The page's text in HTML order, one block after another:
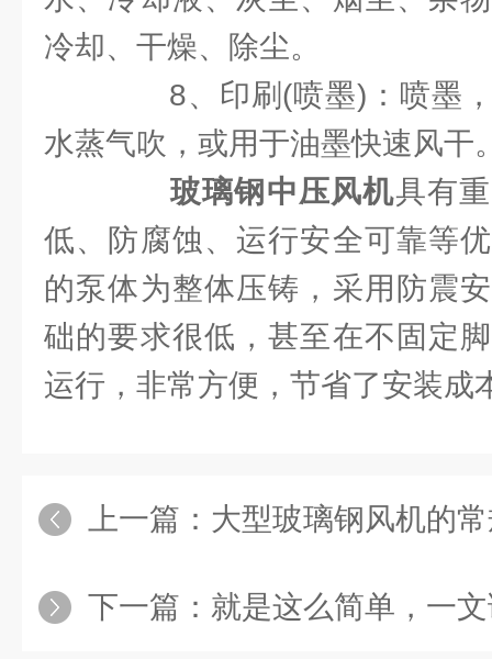
冷却、干燥、除尘。
8、印刷(喷墨)：喷墨，
水蒸气吹，或用于油墨快速风干
玻璃钢中压风机具有
低、防腐蚀、运行安全可靠等
的泵体为整体压铸，采用防震
础的要求很低，甚至在不固定
运行，非常方便，节省了安装成
上一篇： 大型玻璃钢风机的常规
下一篇： 就是这么简单，一